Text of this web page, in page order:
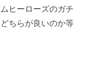
ヒーローズのガチ
ちらが良いのか等